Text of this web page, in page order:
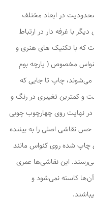
در ابعاد مختلف
با غرفه دار در ارتباط
که با تکنیک های هنری و
مخصوص ( پارچه بوم
می‌شوند، چاپ تا جایی که
و کمترین تغییری در رنگ و
نهایت روی چهارچوب چوبی
نقاشی اصلی را به بیننده
چاپ شده روی کنواس مانند
این نقاشی‌ها عمری
کاسته نمی‌شود و